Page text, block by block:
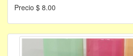
Precio $ 8.00